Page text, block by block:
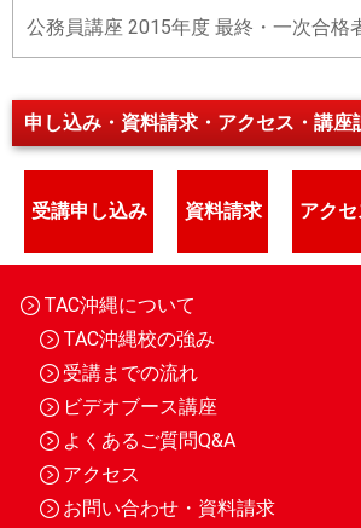
公務員講座 2015年度 最終・一次合格
申し込み・資料請求・アクセス・講座
受講申し込み 資料請求 アクセ
TAC沖縄について
TAC沖縄校の強み
受講までの流れ
ビデオブース講座
よくあるご質問Q&A
アクセス
お問い合わせ・資料請求